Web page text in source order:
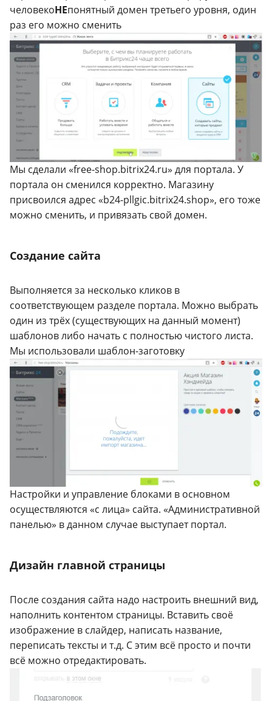
человекоНЕпонятный домен третьего уровня, один
раз его можно сменить
Мы сделали «free-shop.bitrix24.ru» для портала. У
портала он сменился корректно. Магазину
присвоился адрес «b24-pllgic.bitrix24.shop», его тоже
можно сменить, и привязать свой домен.
Создание сайта
Выполняется за несколько кликов в
соответствующем разделе портала. Можно выбрать
один из трёх (существующих на данный момент)
шаблонов либо начать с полностью чистого листа.
Мы использовали шаблон-заготовку
Настройки и управление блоками в основном
осуществляются «с лица» сайта. «Административной
панелью» в данном случае выступает портал.
Дизайн главной страницы
После создания сайта надо настроить внешний вид,
наполнить контентом страницы. Вставить своё
изображение в слайдер, написать название,
переписать тексты и т.д. С этим всё просто и почти
всё можно отредактировать.